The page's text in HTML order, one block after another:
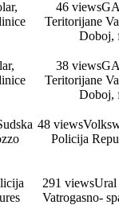
46 views
Teritorijane
Doboj,
38 views
Teritorijane
Doboj,
48 views
Policija
291 viewsUral
Vatrogasno-